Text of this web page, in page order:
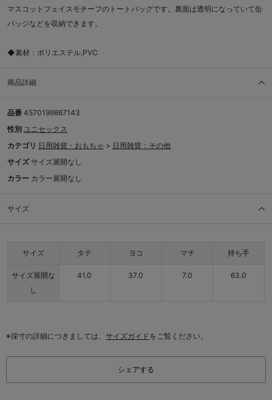
マスコットフェイスモチーフのトートバッグです。裏面は透明になっていて缶
バッジなどを収納できます。
◆素材：ポリエステル,PVC
商品詳細
品番 4570199867143
性別 ユニセックス
カテゴリ 日用雑貨・おもちゃ > 日用雑貨：その他
サイズ サイズ展開なし
カラー カラー展開なし
サイズ
サイズ タテ ヨコ マチ 持ち手
サイズ展開な
し
41.0 37.0 7.0 63.0
※採寸の詳細につきましては、 サイズガイドをご覧ください。
シェアする